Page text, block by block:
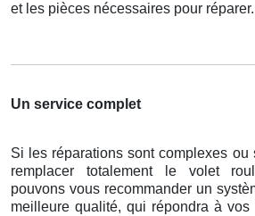
et les pièces nécessaires pour réparer.
Un service complet
Si les réparations sont complexes ou
remplacer totalement le volet
pouvons vous recommander un
meilleure qualité, qui répondra à vos